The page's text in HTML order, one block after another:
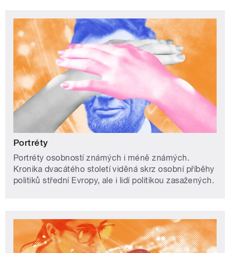
Portréty
Portréty osobností známých i méně známých.
Kronika dvacátého století viděná skrz osobní příběhy
politiků střední Evropy, ale i lidí politikou zasažených.